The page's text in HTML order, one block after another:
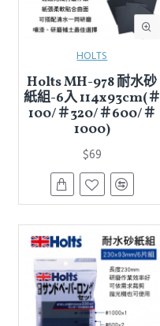
HOLTS
Holts MH-978 耐水砂
紙組-6入 114x93cm(＃
100/＃320/＃600/＃
1000)
$69